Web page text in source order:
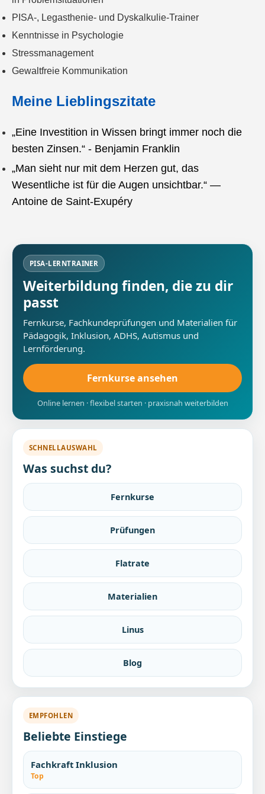
PISA-, Legasthenie- und Dyskalkulie-Trainer
Kenntnisse in Psychologie
Stressmanagement
Gewaltfreie Kommunikation
Meine Lieblingszitate
„Eine Investition in Wissen bringt immer noch die
besten Zinsen.“ - Benjamin Franklin
„Man sieht nur mit dem Herzen gut, das
Wesentliche ist für die Augen unsichtbar.“ —
Antoine de Saint-Exupéry
PISA-LERNTRAINER
Weiterbildung finden, die zu dir
passt
Fernkurse, Fachkundeprüfungen und Materialien für
Pädagogik, Inklusion, ADHS, Autismus und
Lernförderung.
Fernkurse ansehen
Online lernen · flexibel starten · praxisnah weiterbilden
SCHNELLAUSWAHL
Was suchst du?
Fernkurse
Prüfungen
Flatrate
Materialien
Linus
Blog
EMPFOHLEN
Beliebte Einstiege
Fachkraft Inklusion
Top